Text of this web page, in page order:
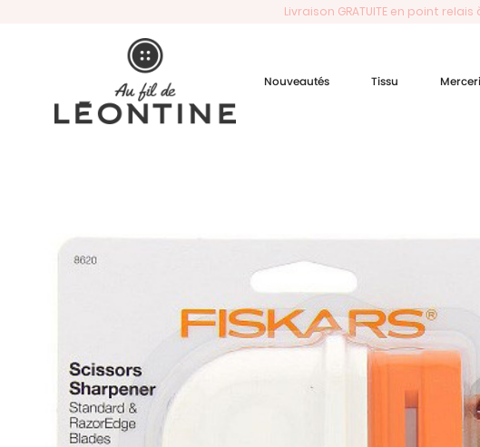
Livraison GRATUITE en point
Nouveautés Tissu